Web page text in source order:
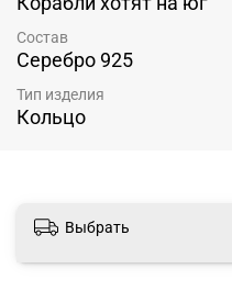
Состав
Серебро 925
Тип изделия
Кольцо
Выбрать